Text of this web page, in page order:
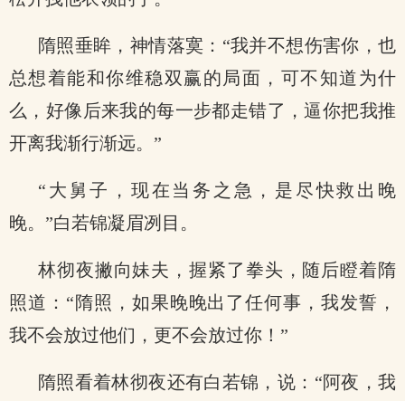
隋照垂眸，神情落寞：“我并不想伤害你，也
总想着能和你维稳双赢的局面，可不知道为什
么，好像后来我的每一步都走错了，逼你把我推
开离我渐行渐远。”
“大舅子，现在当务之急，是尽快救出晚
晚。”白若锦凝眉冽目。
林彻夜撇向妹夫，握紧了拳头，随后瞪着隋
照道：“隋照，如果晚晚出了任何事，我发誓，
我不会放过他们，更不会放过你！”
隋照看着林彻夜还有白若锦，说：“阿夜，我